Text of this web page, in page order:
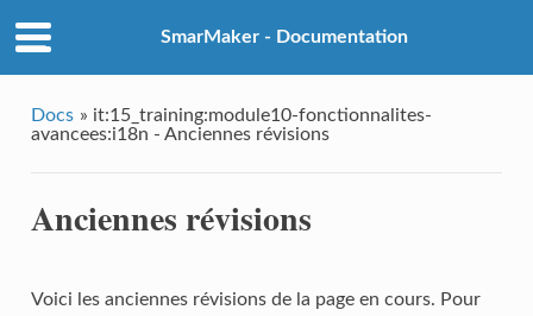
SmarMaker - Documentation
Docs » it:15_training:module10-fonctionnalites-
avancees:i18n - Anciennes révisions
Anciennes révisions
Voici les anciennes révisions de la page en cours. Pour